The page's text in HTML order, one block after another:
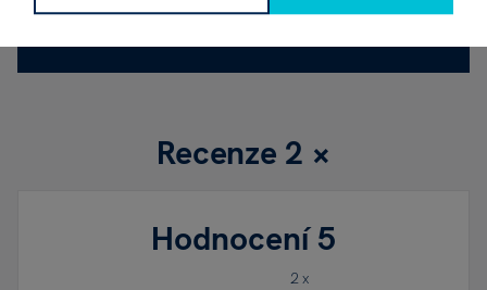
Recenze 2 ×
Hodnocení5
2 x